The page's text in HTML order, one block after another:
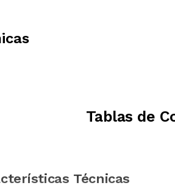
Tablas de
Técnicas